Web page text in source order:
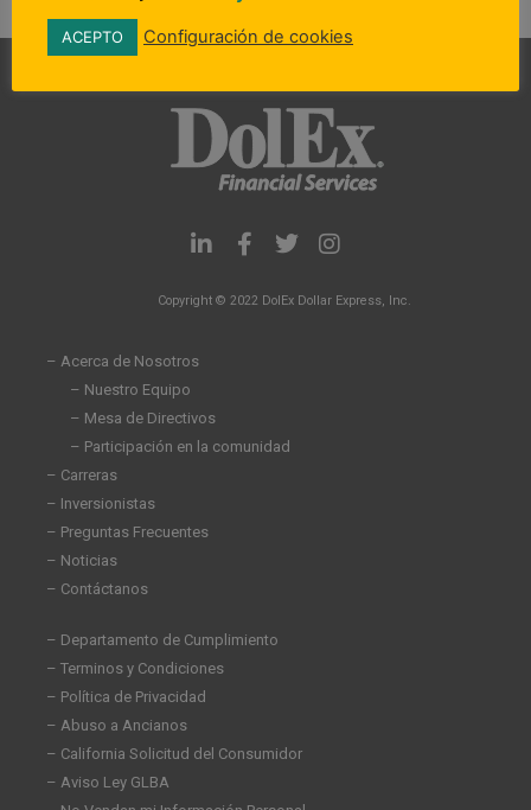
L
i
k
-
i
F
a
e
f
T
w
t
I
n
t
Copyright © 2022 DolEx Dollar Express, Inc.
– Acerca de Nosotros
– Nuestro Equipo
– Mesa de Directivos
– Participación en la comunidad
– Carreras
– Inversionistas
– Preguntas Frecuentes
– Noticias
– Contáctanos
– Departamento de Cumplimiento
– Terminos y Condiciones
– Política de Privacidad
– Abuso a Ancianos
– California Solicitud del Consumidor
– Aviso Ley GLBA
ACEPTO Configuración de cookies